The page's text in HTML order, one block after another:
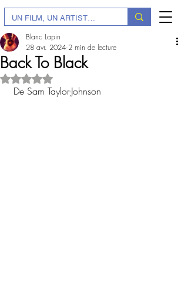
Back To Black
Blanc Lapin
28 avr. 2024 2 min de lecture
Noté NaN étoiles sur 5.
De Sam Taylor-Johnson